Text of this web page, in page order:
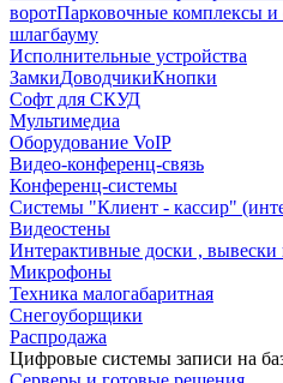
воротПарковочные комплексы и
шлагбауму
Исполнительные устройства
ЗамкиДоводчикиКнопки
Софт для СКУД
Мультимедиа
Оборудование VoIP
Видео-конференц-связь
Конференц-системы
Системы "Клиент - кассир"
Видеостены
Интерактивные доски ,
Микрофоны
Техника малогабаритная
Снегоуборщики
Распродажа
Цифровые системы записи на